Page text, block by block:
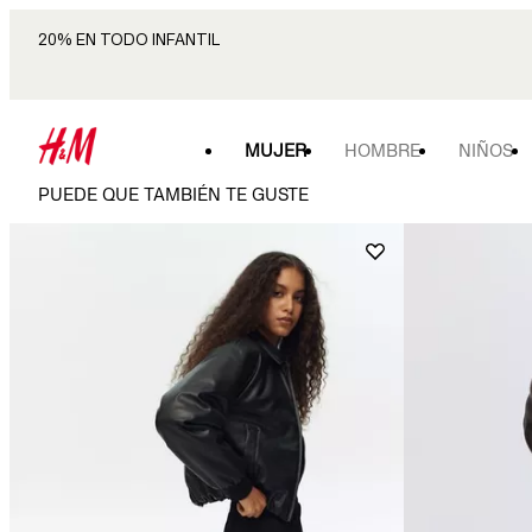
20% EN TODO INFANTIL
MUJER HOMBRE NIÑOS
PUEDE QUE TAMBIÉN TE GUSTE